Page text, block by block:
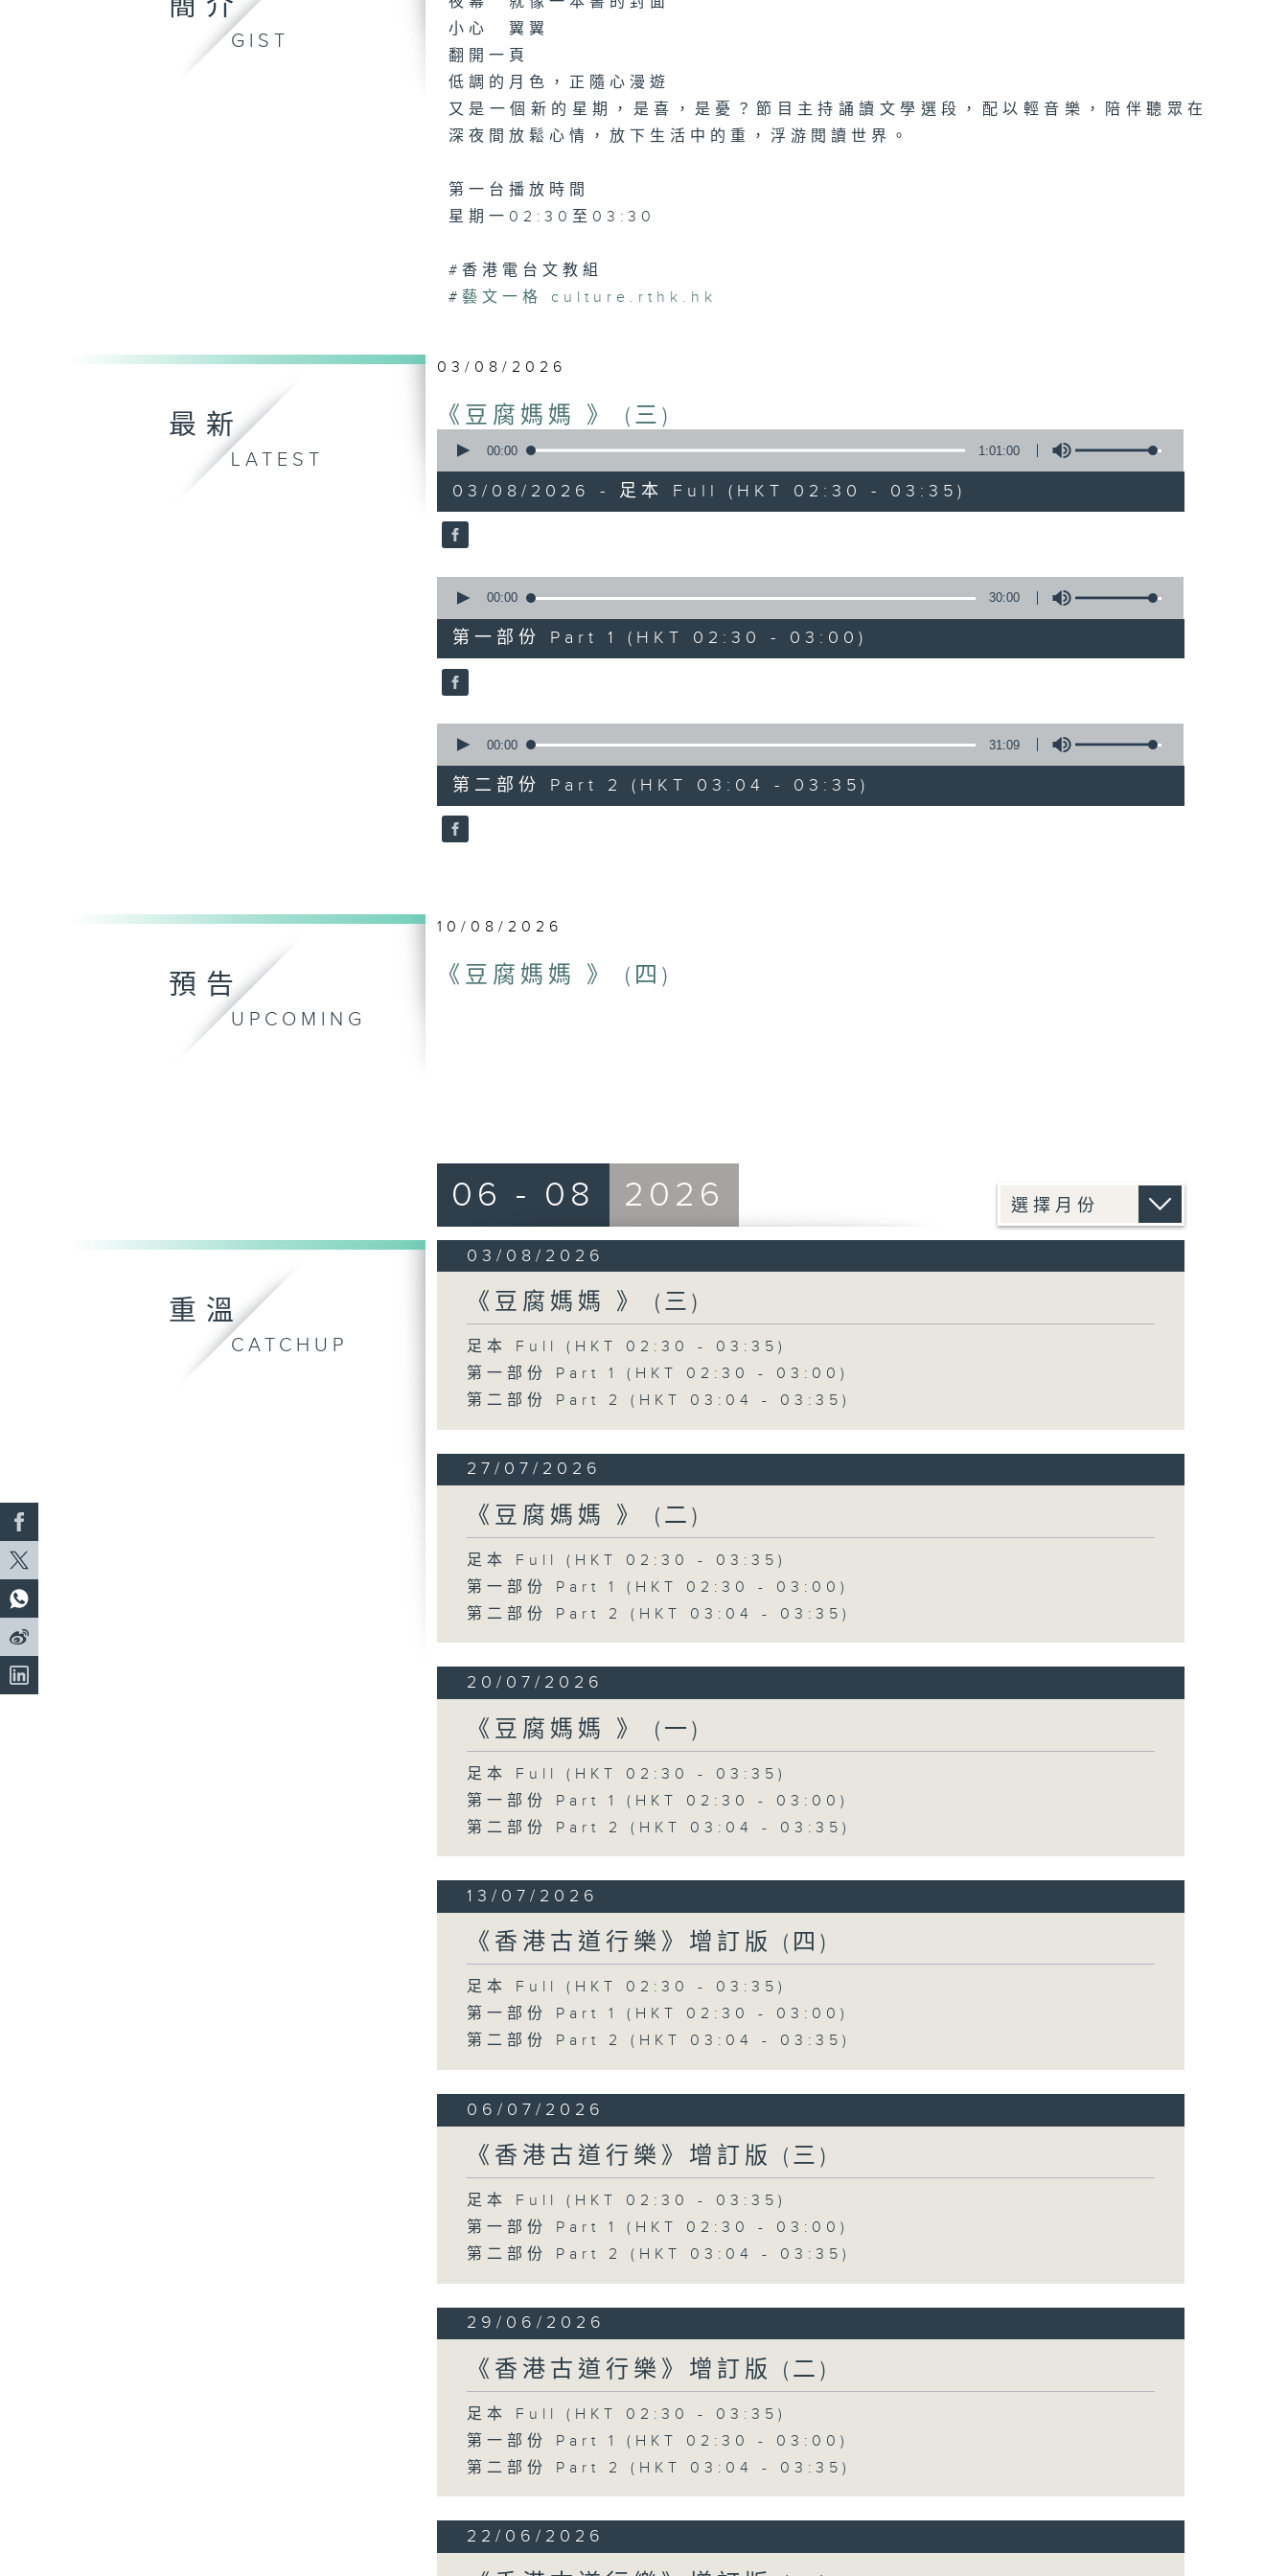
簡介
GIST
小心 翼翼
翻開一頁
低調的月色，正隨心漫遊
又是一個新的星期，是喜，是憂？節目主持誦讀文學選段，配以輕音樂，陪伴聽眾在
深夜間放鬆心情，放下生活中的重，浮游閱讀世界。
第一台播放時間
星期一02:30至03:30
#香港電台文教組
# 藝文一格 culture.rthk.hk
最新
LATEST
03/08/2026
《豆腐媽媽 》 (三)
seconds
hour,
1
minute,
0
90%
00:00 1:01:00
03/08/2026 - 足本 Full (HKT 02:30 - 03:35)
seconds
30
minutes,
0
seconds
90%
00:00 30:00
第一部份 Part 1 (HKT 02:30 - 03:00)
seconds
31
minutes,
9
seconds
90%
00:00 31:09
第二部份 Part 2 (HKT 03:04 - 03:35)
預告
UPCOMING
10/08/2026
《豆腐媽媽 》 (四)
重溫
CATCHUP
06 - 08 2026
03/08/2026
《豆腐媽媽 》 (三)
足本 Full (HKT 02:30 - 03:35)
第一部份 Part 1 (HKT 02:30 - 03:00)
第二部份 Part 2 (HKT 03:04 - 03:35)
27/07/2026
《豆腐媽媽 》 (二)
足本 Full (HKT 02:30 - 03:35)
第一部份 Part 1 (HKT 02:30 - 03:00)
第二部份 Part 2 (HKT 03:04 - 03:35)
20/07/2026
《豆腐媽媽 》 (一)
足本 Full (HKT 02:30 - 03:35)
第一部份 Part 1 (HKT 02:30 - 03:00)
第二部份 Part 2 (HKT 03:04 - 03:35)
13/07/2026
《香港古道行樂》增訂版 (四)
足本 Full (HKT 02:30 - 03:35)
第一部份 Part 1 (HKT 02:30 - 03:00)
第二部份 Part 2 (HKT 03:04 - 03:35)
06/07/2026
《香港古道行樂》增訂版 (三)
足本 Full (HKT 02:30 - 03:35)
第一部份 Part 1 (HKT 02:30 - 03:00)
第二部份 Part 2 (HKT 03:04 - 03:35)
29/06/2026
《香港古道行樂》增訂版 (二)
足本 Full (HKT 02:30 - 03:35)
第一部份 Part 1 (HKT 02:30 - 03:00)
第二部份 Part 2 (HKT 03:04 - 03:35)
22/06/2026